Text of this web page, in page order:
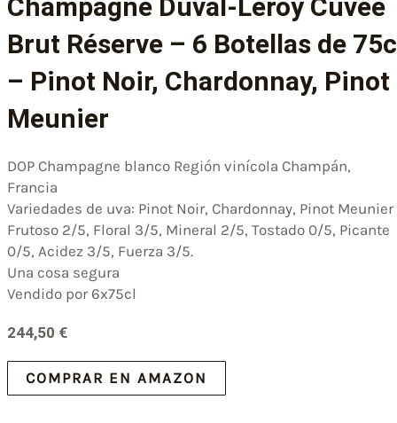
Champagne Duval-Leroy Cuvée
Brut Réserve – 6 Botellas de
– Pinot Noir, Chardonnay, Pinot
Meunier
DOP Champagne blanco Región vinícola Champán,
Francia
Variedades de uva: Pinot Noir, Chardonnay, Pinot Meunier
Frutoso 2/5, Floral 3/5, Mineral 2/5, Tostado 0/5, Picante
0/5, Acidez 3/5, Fuerza 3/5.
Una cosa segura
Vendido por 6x75cl
244,50 €
COMPRAR EN AMAZON